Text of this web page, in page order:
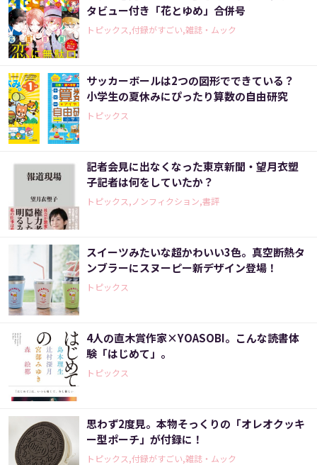
タビュー付き「花とゆめ」合併号
トピックス,付録がすごい,雑誌・ムック
サッカーボールは2つの図形でできている？
小学生の夏休みにぴったり算数の自由研究
トピックス
記者会見に出なくなった東京新聞・望月衣塑
子記者は何をしていたか？
トピックス,ノンフィクション,書評
スイーツみたいな超かわいい3色。真空断熱タ
ンブラーにスヌーピー新デザイン登場！
トピックス
4人の直木賞作家×YOASOBI。こんな読書体
験「はじめて」。
トピックス
思わず2度見。本物そっくりの「オレオクッキ
ー型ポーチ」が付録に！
トピックス,付録がすごい,雑誌・ムック